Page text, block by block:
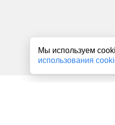
Мы используем
использования